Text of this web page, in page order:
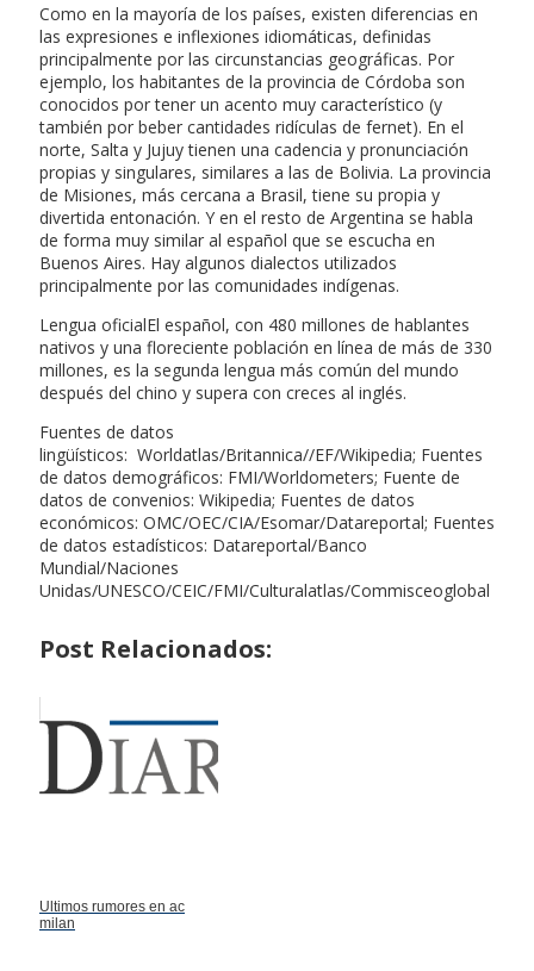
Como en la mayoría de los países, existen diferencias en
las expresiones e inflexiones idiomáticas, definidas
principalmente por las circunstancias geográficas. Por
ejemplo, los habitantes de la provincia de Córdoba son
conocidos por tener un acento muy característico (y
también por beber cantidades ridículas de fernet). En el
norte, Salta y Jujuy tienen una cadencia y pronunciación
propias y singulares, similares a las de Bolivia. La provincia
de Misiones, más cercana a Brasil, tiene su propia y
divertida entonación. Y en el resto de Argentina se habla
de forma muy similar al español que se escucha en
Buenos Aires. Hay algunos dialectos utilizados
principalmente por las comunidades indígenas.
Lengua oficialEl español, con 480 millones de hablantes
nativos y una floreciente población en línea de más de 330
millones, es la segunda lengua más común del mundo
después del chino y supera con creces al inglés.
Fuentes de datos
lingüísticos: Worldatlas/Britannica//EF/Wikipedia; Fuentes
de datos demográficos: FMI/Worldometers; Fuente de
datos de convenios: Wikipedia; Fuentes de datos
económicos: OMC/OEC/CIA/Esomar/Datareportal; Fuentes
de datos estadísticos: Datareportal/Banco
Mundial/Naciones
Unidas/UNESCO/CEIC/FMI/Culturalatlas/Commisceoglobal
Post Relacionados:
Ultimos rumores en ac
milan